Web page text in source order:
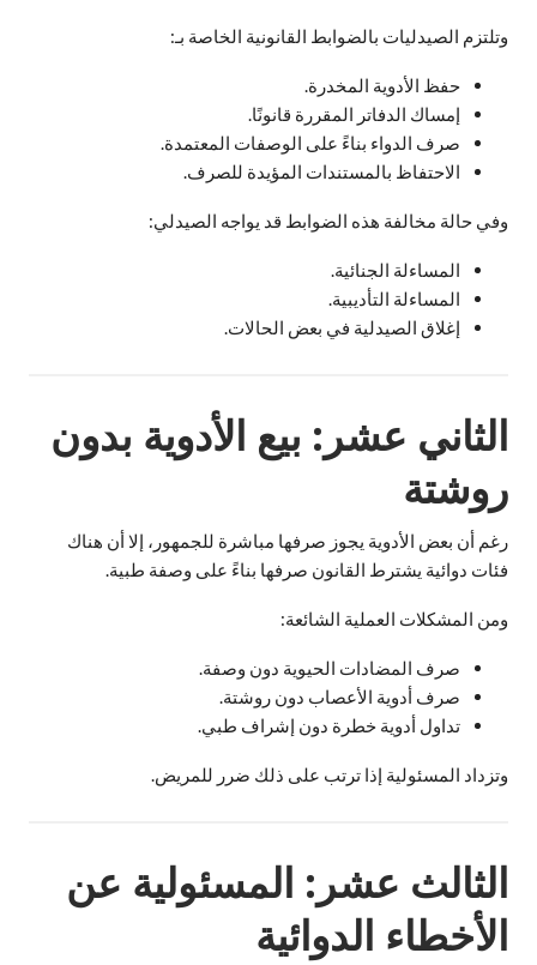
وتلتزم الصيدليات بالضوابط القانونية الخاصة بـ:
حفظ الأدوية المخدرة.
إمساك الدفاتر المقررة قانونًا.
صرف الدواء بناءً على الوصفات المعتمدة.
الاحتفاظ بالمستندات المؤيدة للصرف.
وفي حالة مخالفة هذه الضوابط قد يواجه الصيدلي:
المساءلة الجنائية.
المساءلة التأديبية.
إغلاق الصيدلية في بعض الحالات.
الثاني عشر: بيع الأدوية بدون
روشتة
رغم أن بعض الأدوية يجوز صرفها مباشرة للجمهور، إلا أن هناك
فئات دوائية يشترط القانون صرفها بناءً على وصفة طبية.
ومن المشكلات العملية الشائعة:
صرف المضادات الحيوية دون وصفة.
صرف أدوية الأعصاب دون روشتة.
تداول أدوية خطرة دون إشراف طبي.
وتزداد المسئولية إذا ترتب على ذلك ضرر للمريض.
الثالث عشر: المسئولية عن
الأخطاء الدوائية